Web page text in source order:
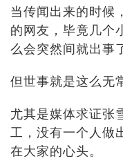
当传闻出来的时候
的网友，毕竟几个
么会突然间就出事
但世事就是这么无
尤其是媒体求证张
工，没有一个人做
在大家的心头。